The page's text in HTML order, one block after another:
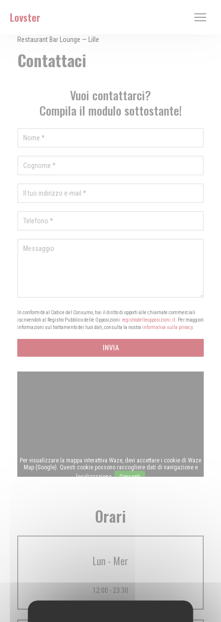
Lovster
Restaurant Bar Lounge — Lille
Contattaci
Vuoi contattarci?
Compila il modulo sottostante!
In conformità al Codice del Consumo, hai il diritto di opporti alle chiamate commerciali
iscrivendoti al Registro Pubblico delle Opposizioni: registrodelleopposizioni.it . Per maggiori
informazioni sul trattamento dei tuoi dati, consulta la nostra informativa sulla privacy.
Per visualizzare la mappa interattiva Waze, devi accettare i cookie di Waze
Map (Google). Questi cookie possono raccogliere dati di navigazione e
localizzazione.
Consenti
Orari
Lun - Mer
12:00 - 23:30